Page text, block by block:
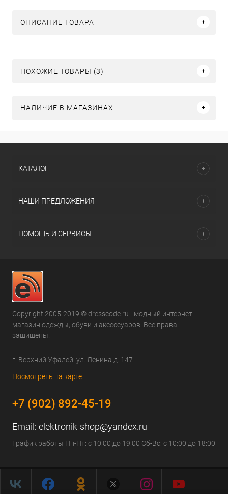
ОПИСАНИЕ ТОВАРА
ПОХОЖИЕ ТОВАРЫ (3)
НАЛИЧИЕ В МАГАЗИНАХ
КАТАЛОГ
НАШИ ПРЕДЛОЖЕНИЯ
ПОМОЩЬ И СЕРВИСЫ
Copyright 2005-2019 © dresscode.ru - модный интернет-
магазин одежды, обуви и аксессуаров. Все права
защищены.
г. Верхний Уфалей. ул. Ленина д. 147
Посмотреть на карте
+7 (902) 892-45-19
Email: elektronik-shop@yandex.ru
График работы Пн-Пт: с 10:00 до 19:00 Сб-Вс: с 10:00 до 18:00